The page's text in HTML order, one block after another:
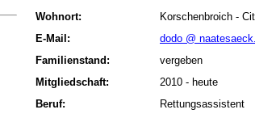
Wohnort:
Korschenbroich -
E-Mail:
dodo @
Familienstand:
vergeben
Mitgliedschaft:
2010 - heute
Beruf:
Rettungsassistent